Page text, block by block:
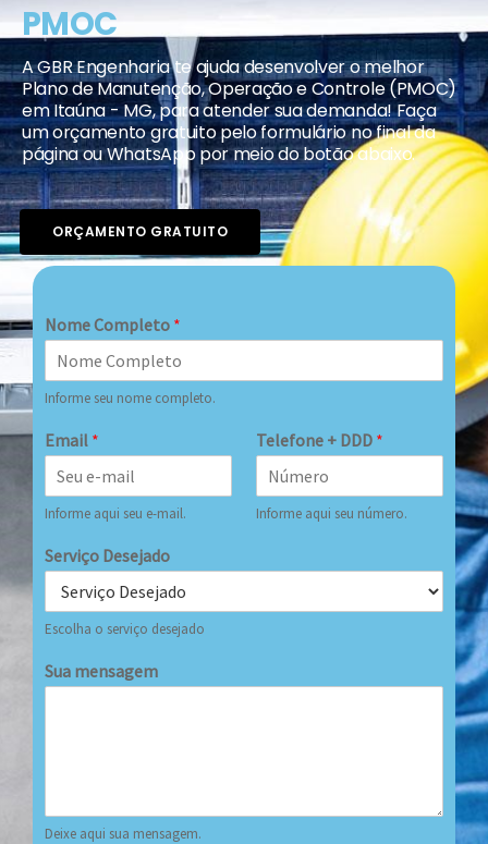
PMOC
A GBR Engenharia te ajuda desenvolver o melhor
Plano de Manutenção, Operação e Controle (PMOC)
em Itaúna - MG, para atender sua demanda! Faça
um orçamento gratuito pelo formulário no final da
página ou WhatsApp por meio do botão abaixo.
ORÇAMENTO GRATUITO
Nome Completo *
Informe seu nome completo.
Email *
Informe aqui seu e-mail.
Telefone + DDD *
Informe aqui seu número.
Serviço Desejado
Escolha o serviço desejado
Sua mensagem
Deixe aqui sua mensagem.